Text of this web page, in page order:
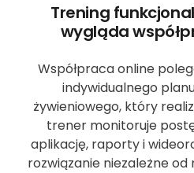
Trening
wygląda
Współpraca online
indywidualnego
żywieniowego, który
trener monitoruje
aplikację, raporty i
rozwiązanie niezależne od